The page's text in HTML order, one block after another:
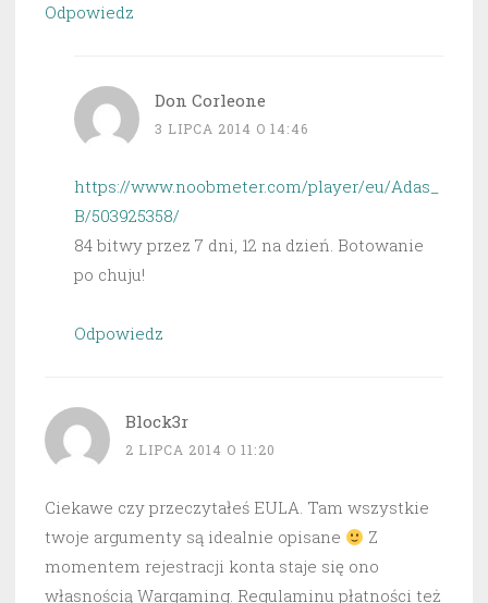
Odpowiedz
Don Corleone
3 LIPCA 2014 O 14:46
https://www.noobmeter.com/player/eu/Adas_
B/503925358/
84 bitwy przez 7 dni, 12 na dzień. Botowanie
po chuju!
Odpowiedz
Block3r
2 LIPCA 2014 O 11:20
Ciekawe czy przeczytałeś EULA. Tam wszystkie
twoje argumenty są idealnie opisane
Z
momentem rejestracji konta staje się ono
własnością Wargaming. Regulaminu płatności też